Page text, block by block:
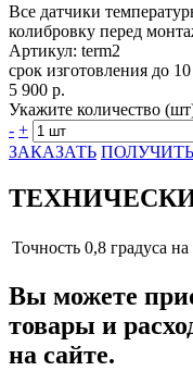
Все датчики
колибровку перед
Артикул: term2
срок изготовления до
5 900 р.
Укажите количество
- +
ЗАКАЗАТЬ
Точность 0,8 градуса
Вы можете
товары и
на сайте.